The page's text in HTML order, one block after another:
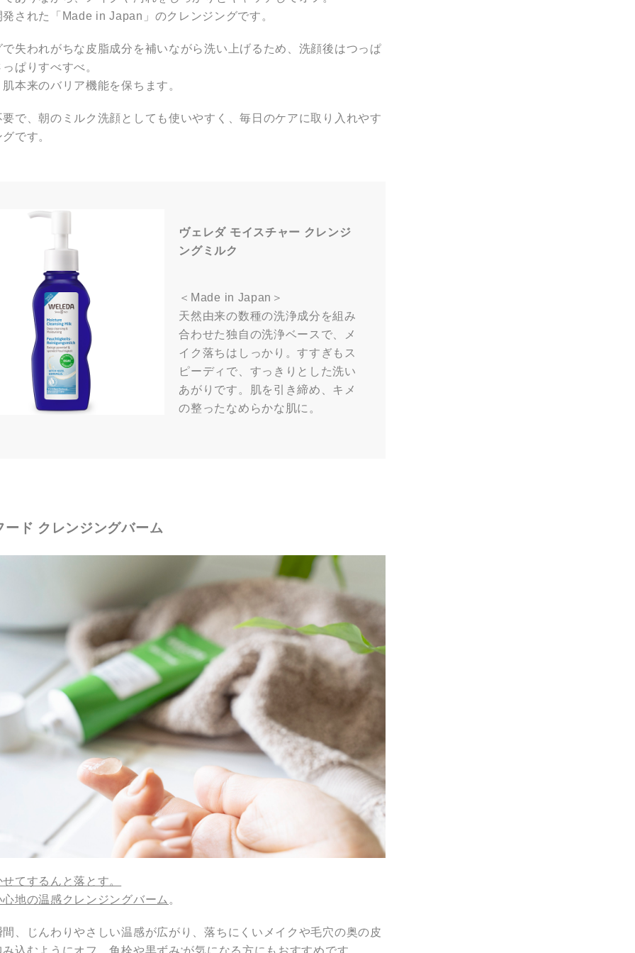
された「Made in Japan」のクレンジングです。
失われがちな皮脂成分を補いながら洗い上げるため、洗顔後はつっぱ
ぱりすべすべ。
本来のバリア機能を保ちます。
で、朝のミルク洗顔としても使いやすく、毎日のケアに取り入れやす
です。
ヴェレダ モイスチャー クレンジ
ングミルク
＜Made in Japan＞
天然由来の数種の洗浄成分を組み
合わせた独自の洗浄ベースで、メ
イク落ちはしっかり。すすぎもス
ピーディで、すっきりとした洗い
あがりです。肌を引き締め、キメ
の整ったなめらかな肌に。
ード クレンジングバーム
てするんと落とす。
地の温感クレンジングバーム 。
、じんわりやさしい温感が広がり、落ちにくいメイクや毛穴の奥の皮
込むようにオフ。角栓や黒ずみ *が気になる方にもおすすめです。